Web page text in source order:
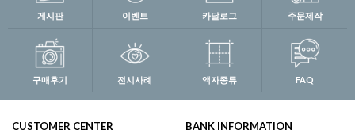
게시판 이벤트 카달로그 주문제작
구매후기 전시사례 액자종류 FAQ
CUSTOMER CENTER BANK INFORMATION